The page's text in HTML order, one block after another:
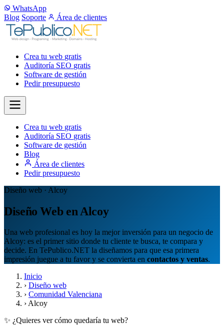
WhatsApp
Blog Soporte Área de clientes
Crea tu web gratis
Auditoría SEO gratis
Software de gestión
Pedir presupuesto
Crea tu web gratis
Auditoría SEO gratis
Software de gestión
Blog
Área de clientes
Pedir presupuesto
Diseño web · Alcoy
Diseño Web en Alcoy
Una web profesional es hoy la mejor inversión para un negocio de
Alcoy: es el primer sitio donde tu cliente te busca, te compara y
decide. En TePublico.NET la diseñamos para que esa primera
impresión juegue a tu favor y se convierta en contactos y ventas.
Inicio
› Diseño web
› Comunidad Valenciana
› Alcoy
✨ ¿Quieres ver cómo quedaría tu web?